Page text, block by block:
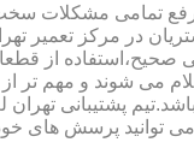
تمامی مشکلات سخت
در مرکز تعمیر
از
می شوند و مهم تر
پشتیبانی
توانید پرسش های